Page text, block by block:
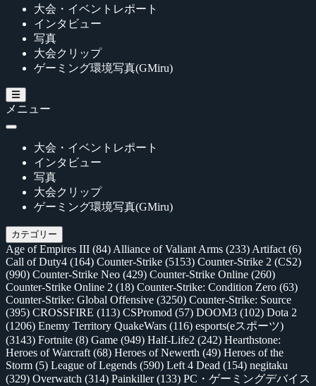
大会・イベントレポート
インタビュー
写真
大会クリップ
ゲーミング環境写真(GMiru)
メニュー
大会・イベントレポート
インタビュー
写真
大会クリップ
ゲーミング環境写真(GMiru)
カテゴリー
Age of Empires III (84) Alliance of Valiant Arms (233) Artifact (6)
Call of Duty4 (164) Counter-Strike (5153) Counter-Strike 2 (CS2)
(990) Counter-Strike Neo (429) Counter-Strike Online (260)
Counter-Strike Online 2 (18) Counter-Strike: Condition Zero (63)
Counter-Strike: Global Offensive (3250) Counter-Strike: Source
(395) CROSSFIRE (113) CSPromod (57) DOOM3 (102) Dota 2
(1206) Enemy Territory QuakeWars (116) esports(eスポーツ)
(3143) Fortnite (8) Game (949) Half-Life2 (242) Hearthstone:
Heroes of Warcraft (68) Heroes of Newerth (49) Heroes of the
Storm (5) League of Legends (590) Left 4 Dead (154) negitaku
(329) Overwatch (314) Painkiller(133) PC・ゲーミングデバイス